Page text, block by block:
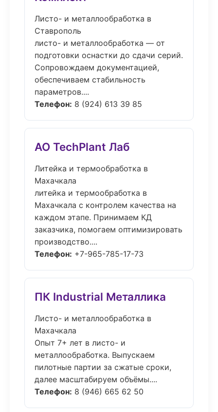
Листо- и металлообработка в
Ставрополь
листо- и металлообработка — от
подготовки оснастки до сдачи серий.
Сопровождаем документацией,
обеспечиваем стабильность
параметров....
Телефон: 8 (924) 613 39 85
АО TechPlant Лаб
Литейка и термообработка в
Махачкала
литейка и термообработка в
Махачкала с контролем качества на
каждом этапе. Принимаем КД
заказчика, помогаем оптимизировать
производство....
Телефон: +7-965-785-17-73
ПК Industrial Металлика
Листо- и металлообработка в
Махачкала
Опыт 7+ лет в листо- и
металлообработка. Выпускаем
пилотные партии за сжатые сроки,
далее масштабируем объёмы....
Телефон: 8 (946) 665 62 50